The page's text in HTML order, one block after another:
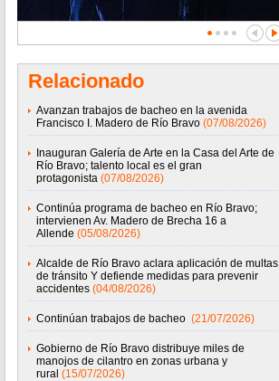
Relacionado
Avanzan trabajos de bacheo en la avenida
Francisco I. Madero de Río Bravo (07/08/2026)
Inauguran Galería de Arte en la Casa del Arte de
Río Bravo; talento local es el gran
protagonista (07/08/2026)
Continúa programa de bacheo en Río Bravo;
intervienen Av. Madero de Brecha 16 a
Allende (05/08/2026)
Alcalde de Río Bravo aclara aplicación de multas
de tránsito Y defiende medidas para prevenir
accidentes (04/08/2026)
Continúan trabajos de bacheo (21/07/2026)
Gobierno de Río Bravo distribuye miles de
manojos de cilantro en zonas urbana y
rural (15/07/2026)